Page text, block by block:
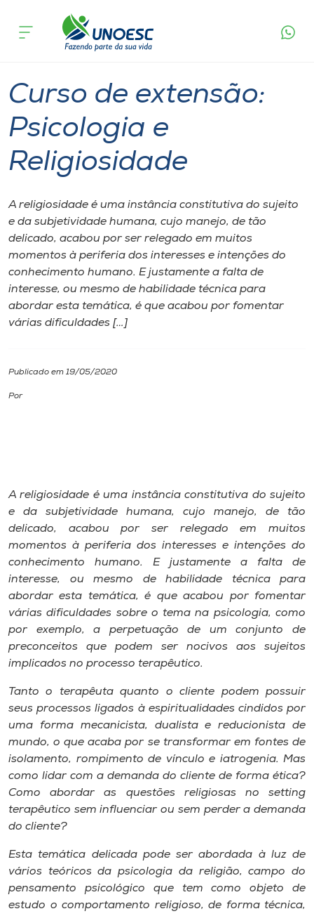
Cursos
Pesquisa
Atendimento ao Estudante
Portal de Ensino
A
Internacionalização
Biblioteca
Rádio
Museu
Store
Selecione
o idioma
A-
acontece
Curso de extensão:
Psicologia e
Religiosidade
A religiosidade é uma instância constitutiva do sujeito
e da subjetividade humana, cujo manejo, de tão
delicado, acabou por ser relegado em muitos
momentos à periferia dos interesses e intenções do
conhecimento humano. E justamente a falta de
interesse, ou mesmo de habilidade técnica para
abordar esta temática, é que acabou por fomentar
várias dificuldades […]
Publicado em 19/05/2020
Por
A religiosidade é uma instância constitutiva do sujeito
e da subjetividade humana, cujo manejo, de tão
delicado, acabou por ser relegado em muitos
momentos à periferia dos interesses e intenções do
conhecimento humano. E justamente a falta de
interesse, ou mesmo de habilidade técnica para
abordar esta temática, é que acabou por fomentar
várias dificuldades sobre o tema na psicologia, como
por exemplo, a perpetuação de um conjunto de
preconceitos que podem ser nocivos aos sujeitos
implicados no processo terapêutico.
Tanto o terapêuta quanto o cliente podem possuir
seus processos ligados à espiritualidades cindidos por
uma forma mecanicista, dualista e reducionista de
mundo, o que acaba por se transformar em fontes de
isolamento, rompimento de vínculo e iatrogenia. Mas
como lidar com a demanda do cliente de forma ética?
Como abordar as questões religiosas no setting
terapêutico sem influenciar ou sem perder a demanda
do cliente?
Esta temática delicada pode ser abordada à luz de
vários teóricos da psicologia da religião, campo do
pensamento psicológico que tem como objeto de
estudo o comportamento religioso, de forma técnica,